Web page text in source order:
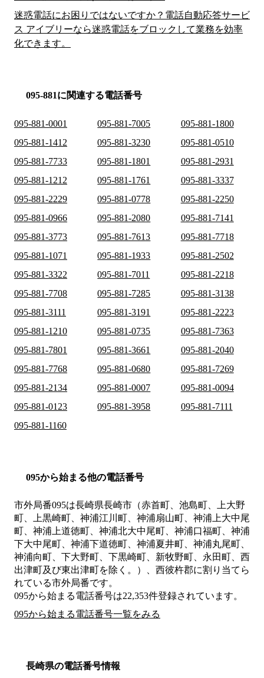
迷惑電話にお困りではないですか？電話自動応答サービ
ス アイブリーなら迷惑電話をブロックして業務を効率
化できます。
095-881に関連する電話番号
095-881-0001 095-881-7005
095-881-1800
095-881-1412
095-881-3230
095-881-0510
095-881-7733
095-881-1801
095-881-2931
095-881-1212
095-881-1761
095-881-3337
095-881-2229
095-881-0778
095-881-2250
095-881-0966
095-881-2080
095-881-7141
095-881-3773
095-881-7613
095-881-7718
095-881-1071
095-881-1933
095-881-2502
095-881-3322
095-881-7011
095-881-2218
095-881-7708
095-881-7285
095-881-3138
095-881-3111
095-881-3191
095-881-2223
095-881-1210
095-881-0735
095-881-7363
095-881-7801
095-881-3661
095-881-2040
095-881-7768
095-881-0680
095-881-7269
095-881-2134
095-881-0007
095-881-0094
095-881-0123
095-881-3958
095-881-7111
095-881-1160
095から始まる他の電話番号
市外局番095は長崎県長崎市（赤首町、池島町、上大野
町、上黒崎町、神浦江川町、神浦扇山町、神浦上大中尾
町、神浦上道徳町、神浦北大中尾町、神浦口福町、神浦
下大中尾町、神浦下道徳町、神浦夏井町、神浦丸尾町、
神浦向町、下大野町、下黒崎町、新牧野町、永田町、西
出津町及び東出津町を除く。）、西彼杵郡に割り当てら
れている市外局番です。
095から始まる電話番号は22,353件登録されています。
095から始まる電話番号一覧をみる
長崎県の電話番号情報